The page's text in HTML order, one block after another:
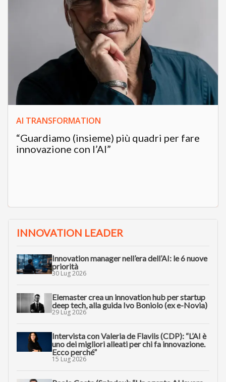
AI TRANSFORMATION
“Guardiamo (insieme) più quadri per fare
innovazione con l’AI”
INNOVATION LEADER
Innovation manager nell’era dell’AI: le 6 nuove
priorità
30 Lug 2026
Elemaster crea un innovation hub per startup
deep tech, alla guida Ivo Boniolo (ex e-Novia)
29 Lug 2026
Intervista con Valeria de Flaviis (CDP): “L’AI è
uno dei migliori alleati per chi fa innovazione.
Ecco perché”
15 Lug 2026